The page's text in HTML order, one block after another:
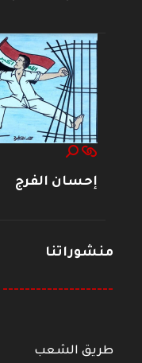
إحسان الفرج
منشوراتنا
--------------------
طريق الشعب